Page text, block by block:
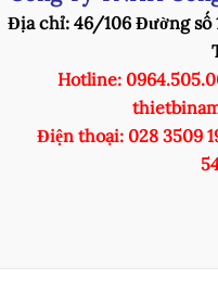
Địa chỉ: 46/106 Đường số
Hotline:
Điện thoại: 028 3509